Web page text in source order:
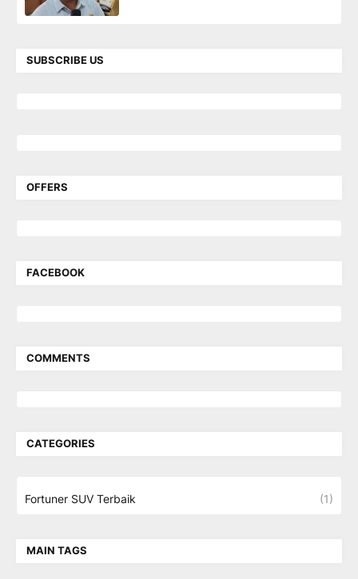
SUBSCRIBE US
OFFERS
FACEBOOK
COMMENTS
CATEGORIES
Fortuner SUV Terbaik (1)
MAIN TAGS